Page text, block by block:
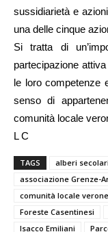
sussidiarietà e
una delle cinque
Si tratta di
partecipazione
le loro competenze
senso di
comunità locale
L C
TAGS alberi secolari
associazione Grenze-
comunità locale
Foreste Casentinesi
Isacco Emiliani